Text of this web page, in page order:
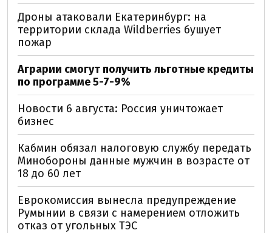
Дроны атаковали Екатеринбург: на
территории склада Wildberries бушует
пожар
Аграрии смогут получить льготные кредиты
по программе 5-7-9%
Новости 6 августа: Россия уничтожает
бизнес
Кабмин обязал налоговую службу передать
Минобороны данные мужчин в возрасте от
18 до 60 лет
Еврокомиссия вынесла предупреждение
Румынии в связи с намерением отложить
отказ от угольных ТЭС